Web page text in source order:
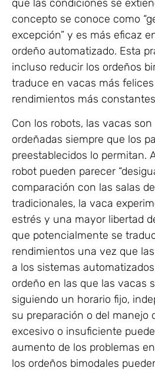
que las condiciones se
concepto se conoce como
excepción” y es más eficaz
ordeño automatizado. Esta
incluso reducir los ordeños
traduce en vacas más
rendimientos más
Con los robots, las vacas
ordeñadas siempre que los
preestablecidos lo permitan.
robot pueden parecer
comparación con las salas
tradicionales, la vaca
estrés y una mayor libertad
que potencialmente se
rendimientos una vez que
a los sistemas
ordeño en las que las vacas
siguiendo un horario fijo,
su preparación o del manejo
excesivo o insuficiente
aumento de los problemas
los ordeños bimodales